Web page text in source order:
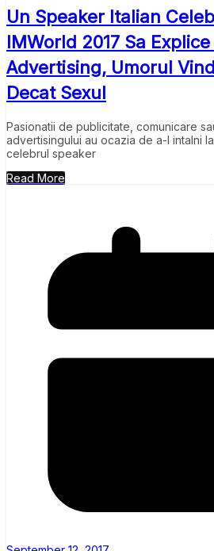
Un Speaker Italian
IMWorld 2017 Sa
Advertising, Umorul
Decat Sexul
Pasionatii de publicitate, comunicare
advertisingului au ocazia de a-l intalni
celebrul speaker
Read More